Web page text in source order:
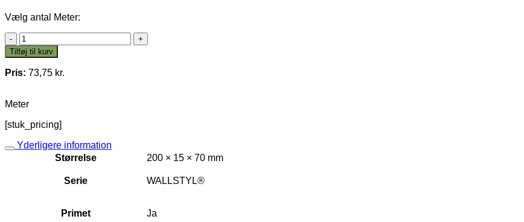
Vælg antal Meter:
WALLSTYL®
WD2
antal
Tilføj til kurv
Pris: 73,75 kr.
Meter
[stuk_pricing]
Yderligere information
Størrelse
200 × 15 × 70 mm
Serie WALLSTYL®
Primet Ja